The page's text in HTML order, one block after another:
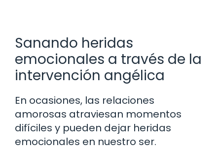
Sanando heridas
emocionales a través de la
intervención angélica
En ocasiones, las relaciones
amorosas atraviesan momentos
difíciles y pueden dejar heridas
emocionales en nuestro ser.